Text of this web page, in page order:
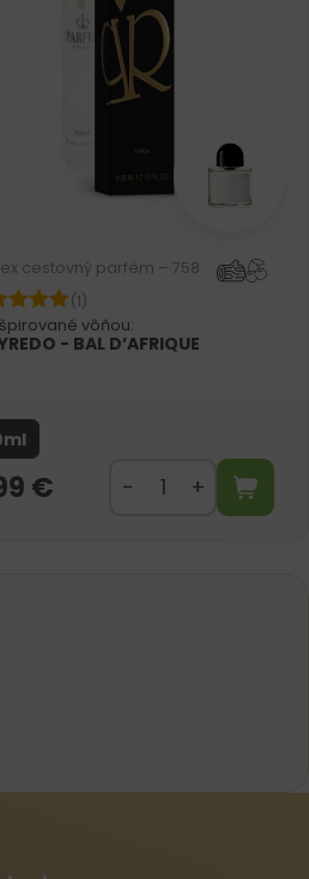
cestovný parfém – 758
(1)
vôňou:
- BAL D’AFRIQUE
€